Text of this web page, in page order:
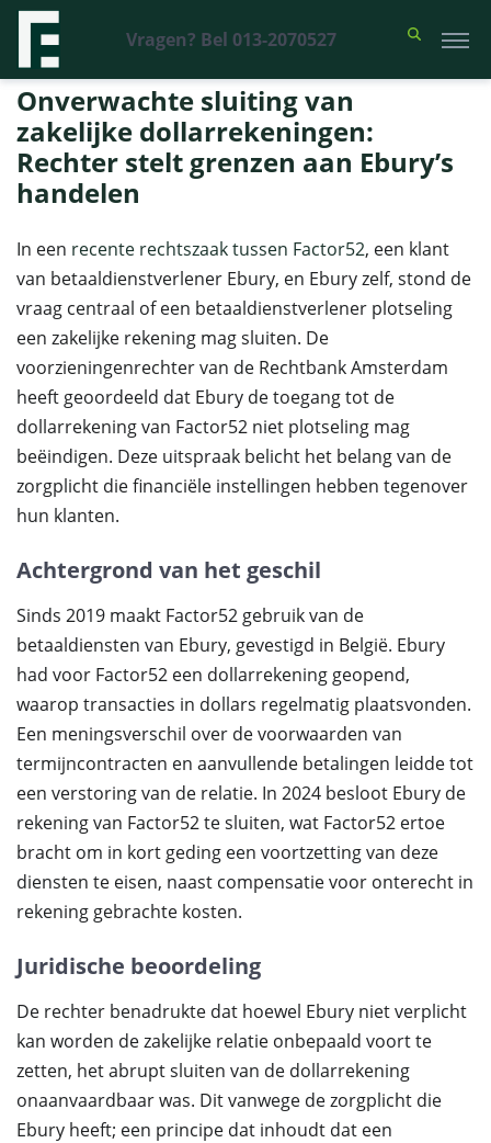
Vragen? Bel 013-2070527
Financieel Recht Advocaten >Uitspraken>Onverwachte sluiting van
zakelijke dollarrekeningen: Rechter stelt grenzen aan Ebury’s handelen
Onverwachte sluiting van
zakelijke dollarrekeningen:
Rechter stelt grenzen aan Ebury’s
handelen
In een recente rechtszaak tussen Factor52, een klant
van betaaldienstverlener Ebury, en Ebury zelf, stond de
vraag centraal of een betaaldienstverlener plotseling
een zakelijke rekening mag sluiten. De
voorzieningenrechter van de Rechtbank Amsterdam
heeft geoordeeld dat Ebury de toegang tot de
dollarrekening van Factor52 niet plotseling mag
beëindigen. Deze uitspraak belicht het belang van de
zorgplicht die financiële instellingen hebben tegenover
hun klanten.
Achtergrond van het geschil
Sinds 2019 maakt Factor52 gebruik van de
betaaldiensten van Ebury, gevestigd in België. Ebury
had voor Factor52 een dollarrekening geopend,
waarop transacties in dollars regelmatig plaatsvonden.
Een meningsverschil over de voorwaarden van
termijncontracten en aanvullende betalingen leidde tot
een verstoring van de relatie. In 2024 besloot Ebury de
rekening van Factor52 te sluiten, wat Factor52 ertoe
bracht om in kort geding een voortzetting van deze
diensten te eisen, naast compensatie voor onterecht in
rekening gebrachte kosten.
Juridische beoordeling
De rechter benadrukte dat hoewel Ebury niet verplicht
kan worden de zakelijke relatie onbepaald voort te
zetten, het abrupt sluiten van de dollarrekening
onaanvaardbaar was. Dit vanwege de zorgplicht die
Ebury heeft; een principe dat inhoudt dat een